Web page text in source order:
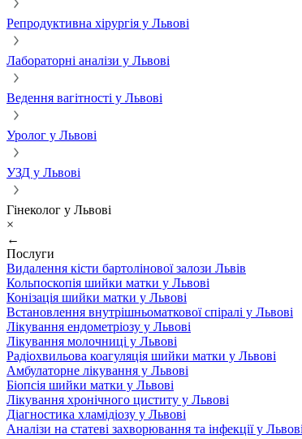
Репродуктивна хірургія у Львові
Лабораторні аналізи у Львові
Ведення вагітності у Львові
Уролог у Львові
УЗД у Львові
Гінеколог у Львові
×
←
Послуги
Видалення кісти бартолінової залози Львів
Кольпоскопія шийки матки у Львові
Конізація шийки матки у Львові
Встановлення внутрішньоматкової спіралі у Львові
Лікування ендометріозу у Львові
Лікування молочниці у Львові
Радіохвильова коагуляція шийки матки у Львові
Амбулаторне лікування у Львові
Біопсія шийки матки у Львові
Лікування хронічного циститу у Львові
Діагностика хламідіозу у Львові
Аналізи на статеві захворювання та інфекції у Львові